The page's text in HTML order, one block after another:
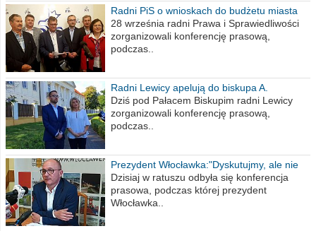
Radni PiS o wnioskach do budżetu miasta
na 2021 rok
28 września radni Prawa i Sprawiedliwości
zorganizowali konferencję prasową,
podczas..
Radni Lewicy apelują do biskupa A.
Wiesława Meringa
Dziś pod Pałacem Biskupim radni Lewicy
zorganizowali konferencję prasową,
podczas..
Prezydent Włocławka:"Dyskutujmy, ale nie
obrażajmy się”
Dzisiaj w ratuszu odbyła się konferencja
prasowa, podczas której prezydent
Włocławka..